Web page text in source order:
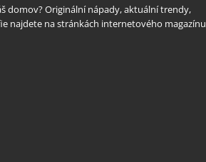
domov? Originální nápady, aktuální trendy,
najdete na stránkách internetového magazínu